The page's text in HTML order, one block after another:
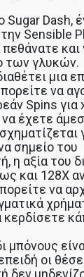
Sugar Dash,
Sensible
και
των γλυκών.
μια
να
Spins για
να έχετε
σημείο του
η αξία του
και 128X
να
κερδίσετε
μπόνους
οι
δεν